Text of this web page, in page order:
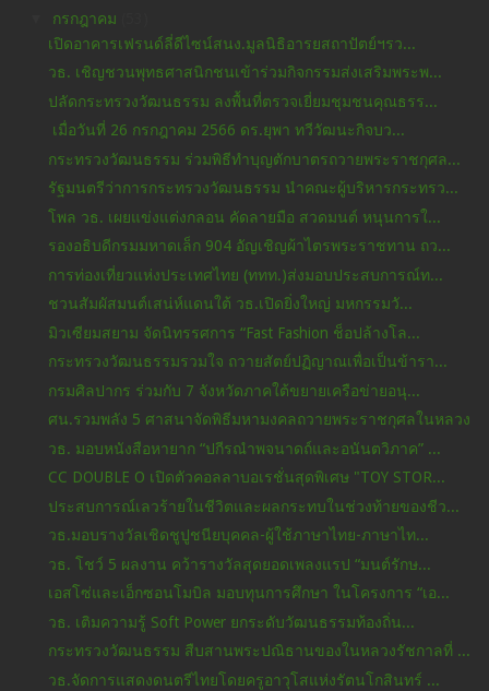
กรกฎาคม
เปิดอาคารเฟรนด์ลี่ดีไซน์สนง.มูลนิธิอารยสถาปัตย์ฯรว...
วธ. เชิญชวนพุทธศาสนิกชนเข้าร่วมกิจกรรมส่งเสริมพระพ...
ปลัดกระทรวงวัฒนธรรม ลงพื้นที่ตรวจเยี่ยมชุมชนคุณธรร...
เมื่อวันที่ 26 กรกฎาคม 2566 ดร.ยุพา ทวีวัฒนะกิจบว...
กระทรวงวัฒนธรรม ร่วมพิธีทำบุญตักบาตรถวายพระราชกุศล...
รัฐมนตรีว่าการกระทรวงวัฒนธรรม นำคณะผู้บริหารกระทรว...
โพล วธ. เผยแข่งแต่งกลอน คัดลายมือ สวดมนต์ หนุนการใ...
รองอธิบดีกรมมหาดเล็ก 904 อัญเชิญผ้าไตรพระราชทาน ถว...
การท่องเที่ยวแห่งประเทศไทย (ททท.)ส่งมอบประสบการณ์ท...
ชวนสัมผัสมนต์เสน่ห์แดนใต้ วธ.เปิดยิ่งใหญ่ มหกรรมวั...
มิวเซียมสยาม จัดนิทรรศการ “Fast Fashion ช็อปล้างโล...
กระทรวงวัฒนธรรมรวมใจ ถวายสัตย์ปฏิญาณเพื่อเป็นข้ารา...
กรมศิลปากร ร่วมกับ 7 จังหวัดภาคใต้ขยายเครือข่ายอนุ...
ศน.รวมพลัง 5 ศาสนาจัดพิธีมหามงคลถวายพระราชกุศลในหลวง
วธ. มอบหนังสือหายาก “ปกีรณำพจนาดถ์และอนันตวิภาค” ...
CC DOUBLE O เปิดตัวคอลลาบอเรชั่นสุดพิเศษ "TOY STOR...
ประสบการณ์เลวร้ายในชีวิตและผลกระทบในช่วงท้ายของชีว...
วธ.มอบรางวัลเชิดชูปูชนียบุคคล-ผู้ใช้ภาษาไทย-ภาษาไท...
วธ. โชว์ 5 ผลงาน คว้ารางวัลสุดยอดเพลงแรป “มนต์รักษ...
เอสโซ่และเอ็กซอนโมบิล มอบทุนการศึกษา ในโครงการ “เอ...
วธ. เติมความรู้ Soft Power ยกระดับวัฒนธรรมท้องถิ่น...
กระทรวงวัฒนธรรม สืบสานพระปณิธานของในหลวงรัชกาลที่ ...
วธ.จัดการแสดงดนตรีไทยโดยครูอาวุโสแห่งรัตนโกสินทร์ ...